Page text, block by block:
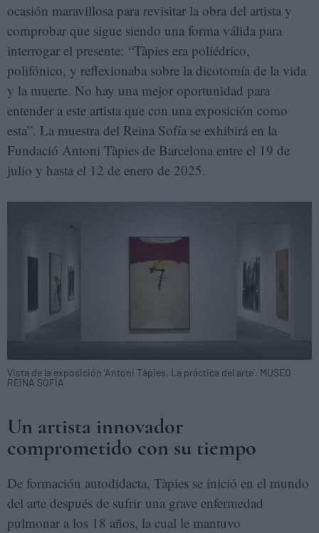
ocasión maravillosa para revisitar la obra del artista y
comprobar que sigue siendo una forma válida para
interrogar el presente: “Tàpies era poliédrico,
polifónico, y reflexionaba sobre la dicotomía de la vida
y la muerte. No hay una mejor oportunidad para
entender a este artista que con una exposición como
esta”. La muestra del Reina Sofía se exhibirá en la
Fundació Antoni Tàpies de Barcelona entre el 19 de
julio y hasta el 12 de enero de 2025.
Vista de la exposición 'Antoni Tàpies. La práctica del arte'. MUSEO
REINA SOFÍA
Un artista innovador
comprometido con su tiempo
De formación autodidacta, Tàpies se inició en el mundo
del arte después de sufrir una grave enfermedad
pulmonar a los 18 años, la cual le mantuvo